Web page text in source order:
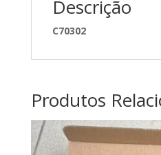
Descrição
C70302
Produtos